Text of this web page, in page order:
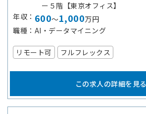
ー５階【東京オフィス】
年収
600～1,000万円
職種
AI・データマイニング
リモート可 フルフレックス
この求人の詳細を見る